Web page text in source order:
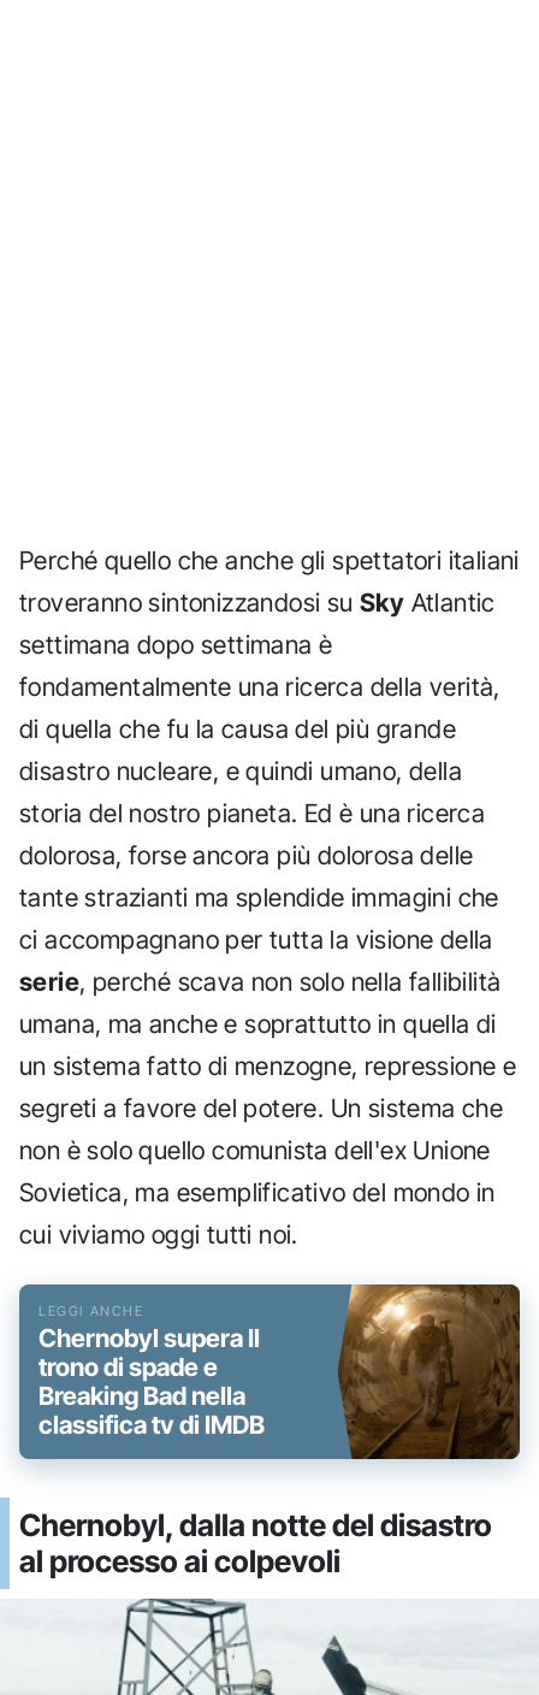
Perché quello che anche gli spettatori italiani
troveranno sintonizzandosi su Sky Atlantic
settimana dopo settimana è
fondamentalmente una ricerca della verità,
di quella che fu la causa del più grande
disastro nucleare, e quindi umano, della
storia del nostro pianeta. Ed è una ricerca
dolorosa, forse ancora più dolorosa delle
tante strazianti ma splendide immagini che
ci accompagnano per tutta la visione della
serie, perché scava non solo nella fallibilità
umana, ma anche e soprattutto in quella di
un sistema fatto di menzogne, repressione e
segreti a favore del potere. Un sistema che
non è solo quello comunista dell'ex Unione
Sovietica, ma esemplificativo del mondo in
cui viviamo oggi tutti noi.
Chernobyl supera Il
trono di spade e
Breaking Bad nella
classifica tv di IMDB
Chernobyl, dalla notte del disastro
al processo ai colpevoli